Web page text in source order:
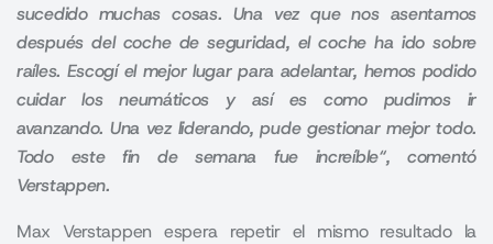
sucedido muchas cosas. Una vez que nos asentamos
después del coche de seguridad, el coche ha ido sobre
raíles. Escogí el mejor lugar para adelantar, hemos podido
cuidar los neumáticos y así es como pudimos ir
avanzando. Una vez liderando, pude gestionar mejor todo.
Todo este fin de semana fue increíble“, comentó
Verstappen.
Max Verstappen espera repetir el mismo resultado la